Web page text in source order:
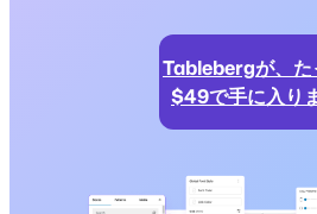
Tablebergが、た
$49で手に入り